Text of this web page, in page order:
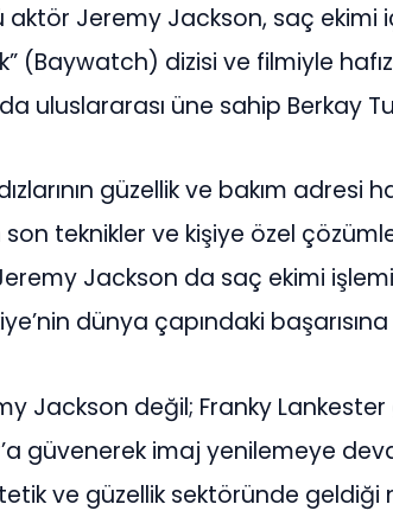
aktör Jeremy Jackson, saç ekimi
(Baywatch) dizisi ve filmiyle
uluslararası üne sahip Berkay
güzellik ve bakım adresi
son teknikler ve kişiye özel
Jackson da saç ekimi işlemi
dünya çapındaki
Jackson değil; Franky
güvenerek imaj yenilemeye
ve güzellik sektöründe geldiği